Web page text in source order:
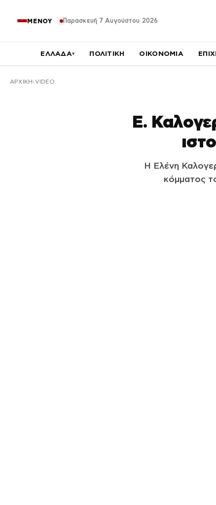
ΜΕΝΟΥ Παρασκευή 7 Αυγούστου 2026
ΕΛΛΑΔΑ▾ ΠΟΛΙΤΙΚΗ ΟΙΚΟΝΟΜΙΑ
ΑΡΧΙΚΉ VIDEO
Ε.
Η Ελένη
κόμματος